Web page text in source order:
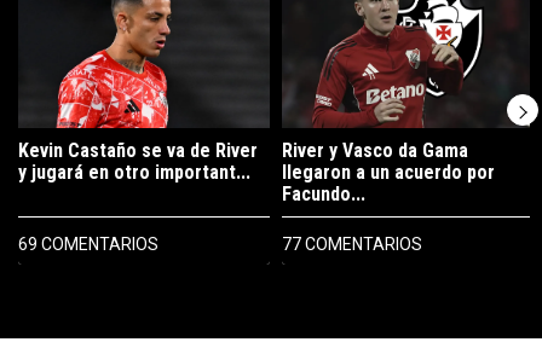
Kevin Castaño se va de River
y jugará en otro important...
69 COMENTARIOS
River y Vasco da Gama
llegaron a un acuerdo por
Facundo...
77 COMENTARIOS